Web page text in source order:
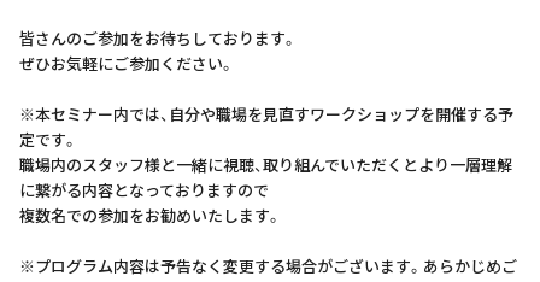
皆さんのご参加をお待ちしております。
ぜひお気軽にご参加ください。
※本セミナー内では、自分や職場を見直すワークショップを開催する予
定です。
職場内のスタッフ様と一緒に視聴、取り組んでいただくとより一層理解
に繋がる内容となっておりますので
複数名での参加をお勧めいたします。
※プログラム内容は予告なく変更する場合がございます。あらかじめご